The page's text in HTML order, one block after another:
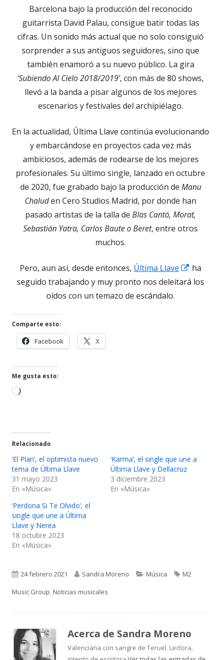
Barcelona bajo la producción del reconocido
guitarrista David Palau, consigue batir todas las
cifras. Un sonido más actual que no solo consiguió
sorprender a sus antiguos seguidores, sino que
también enamoró a su nuevo público. La gira
‘Subiendo Al Cielo 2018/2019’, con más de 80 shows,
llevó a la banda a pisar algunos de los mejores
escenarios y festivales del archipiélago.
En la actualidad, Última Llave continúa evolucionando
y embarcándose en proyectos cada vez más
ambiciosos, además de rodearse de los mejores
profesionales. Su último single, lanzado en octubre
de 2020, fue grabado bajo la producción de Manu
Chaluden Cero Studios Madrid, por donde han
pasado artistas de la talla de Blas Cantó, Morat,
Sebastián Yatra, Carlos Baute o Beret, entre otros
muchos.
Pero, aun así, desde entonces, Última Llave
Abrir
en
ha
seguido trabajando y muy pronto nos deleitará los
oídos con un temazo de escándalo.
Comparte esto:
Facebook
en
X
en
Me gusta esto:
Cargando...
Relacionado
‘El Plan’, el optimista nuevo
tema de Última Llave
31 mayo 2023
En «Música»
‘Karma’, el single que une a
Última Llave y Dellacruz
3 diciembre 2023
En «Música»
‘Perdona Si Te Olvido’, el
single que une a Última
Llave y Nerea
18 octubre 2023
En «Música»
Publicado
el
24 febrero 2021 Autor
Sandra Moreno Categorías
Música Etiquetas
M2
Music Group,Noticias musicales
Acerca de Sandra Moreno
Valenciana con sangre de Teruel. Lectora,